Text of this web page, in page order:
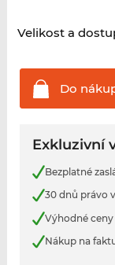
Velikost a
Do
Exkluzivní
Bezplatné
30 dnů právo
Výhodné ceny
Nákup na